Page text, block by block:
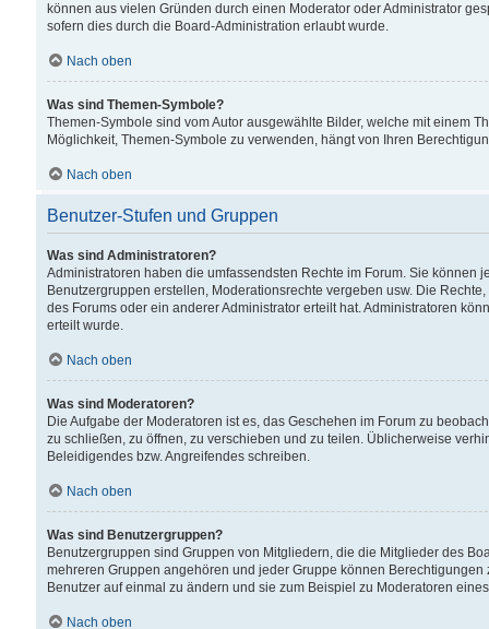
können aus vielen Gründen durch einen Moderator oder Administrator
sofern dies durch die Board-Administration erlaubt wurde.
Nach oben
Was sind Themen-Symbole?
Themen-Symbole sind vom Autor ausgewählte Bilder, welche mit einem
Möglichkeit, Themen-Symbole zu verwenden, hängt von Ihren
Nach oben
Benutzer-Stufen und Gruppen
Was sind Administratoren?
Administratoren haben die umfassendsten Rechte im Forum. Sie können
Benutzergruppen erstellen, Moderationsrechte vergeben usw. Die
des Forums oder ein anderer Administrator erteilt hat. Administratoren
erteilt wurde.
Nach oben
Was sind Moderatoren?
Die Aufgabe der Moderatoren ist es, das Geschehen im Forum zu
zu schließen, zu öffnen, zu verschieben und zu teilen. Üblicherweise
Beleidigendes bzw. Angreifendes schreiben.
Nach oben
Was sind Benutzergruppen?
Benutzergruppen sind Gruppen von Mitgliedern, die die Mitglieder des
mehreren Gruppen angehören und jeder Gruppe können
Benutzer auf einmal zu ändern und sie zum Beispiel zu Moderatoren
Nach oben